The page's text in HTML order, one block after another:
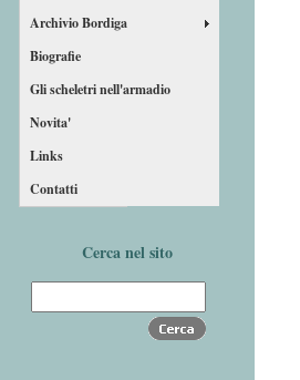
Archivio Bordiga
Biografie
Gli scheletri nell'armadio
Novita'
Links
Contatti
Cerca nel sito